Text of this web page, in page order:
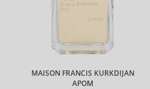
MAISON FRANCIS KURKDIJAN
APOM